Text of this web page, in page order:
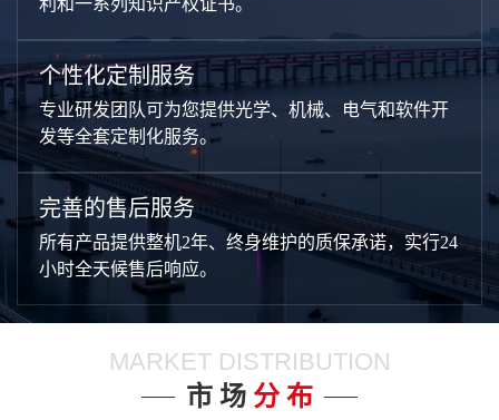
利和一系列知识产权证书。
个性化定制服务
专业研发团队可为您提供光学、机械、电气和软件开
发等全套定制化服务。
完善的售后服务
所有产品提供整机2年、终身维护的质保承诺，实行24
小时全天候售后响应。
MARKET DISTRIBUTION
市 场 分 布